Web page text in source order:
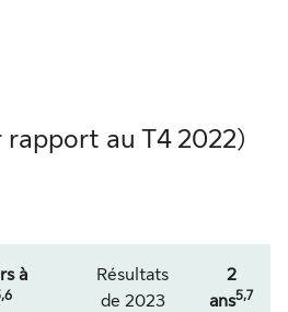
rapport au T4 2022)
à
Résultats
de 2023
2
ans5,7